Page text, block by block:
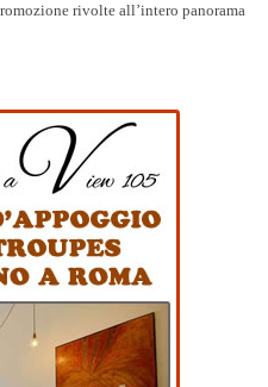
rivolte all’intero panorama